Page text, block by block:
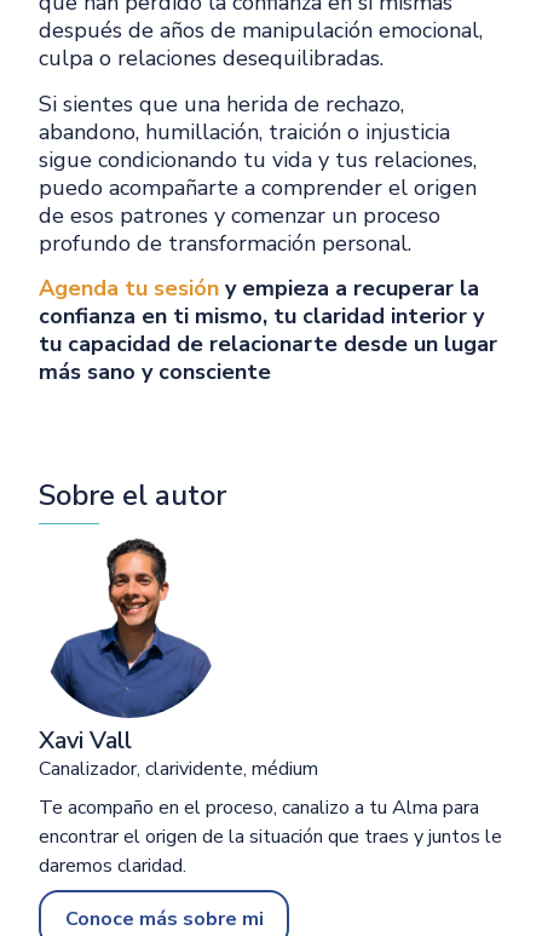
después de años de manipulación emocional,
culpa o relaciones desequilibradas.
Si sientes que una herida de rechazo,
abandono, humillación, traición o injusticia
sigue condicionando tu vida y tus relaciones,
puedo acompañarte a comprender el origen
de esos patrones y comenzar un proceso
profundo de transformación personal.
Agenda tu sesión y empieza a recuperar la
confianza en ti mismo, tu claridad interior y
tu capacidad de relacionarte desde un lugar
más sano y consciente
Sobre el autor
Xavi Vall
Canalizador, clarividente, médium
Te acompaño en el proceso, canalizo a tu Alma para
encontrar el origen de la situación que traes y juntos le
daremos claridad.
Conoce más sobre mi